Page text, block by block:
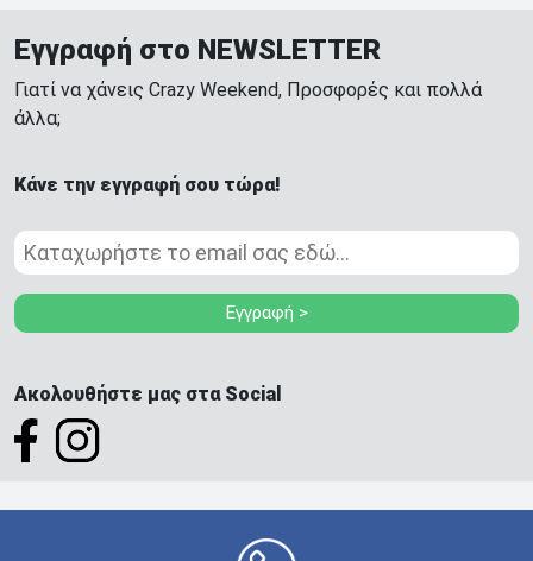
Εγγραφή στο NEWSLETTER
Γιατί να χάνεις Crazy Weekend, Προσφορές και πολλά
άλλα;
Κάνε την εγγραφή σου τώρα!
Εγγραφή >
Ακολουθήστε μας στα Social